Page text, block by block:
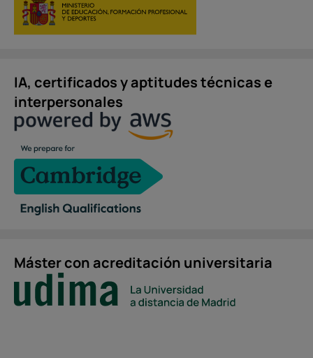
IA, certificados y aptitudes técnicas e
interpersonales
Máster con acreditación universitaria